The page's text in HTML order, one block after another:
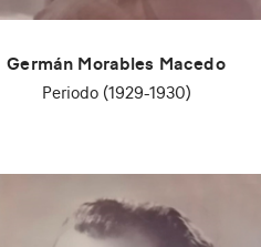
Germán Morables Macedo
Periodo (1929-1930)